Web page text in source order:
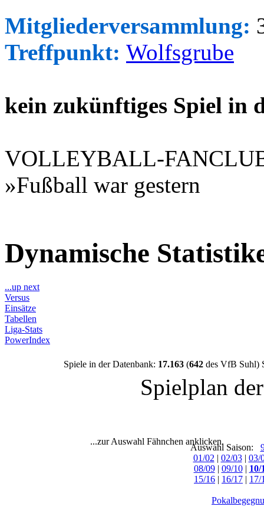
Mitgliederversammlung:
Treffpunkt: Wolfsgrube
kein zukünftiges Spiel in
VOLLEYBALL-
»Fußball war gestern
Dynamische
...up next
Versus
Einsätze
Tabellen
Liga-Stats
PowerIndex
Spiele in der Datenbank: 17.163(642des VfB Suhl)
Spielplan
...zur Auswahl Fähnchen anklicken.
Auswahl Saison:
01/02 | 02/03| 03/
08/09| 09/10| 10/
15/16 | 16/17 | 17/